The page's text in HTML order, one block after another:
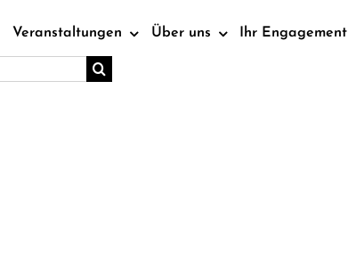
Veranstaltungen Über uns Ihr Engagement